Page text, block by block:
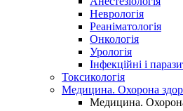
Неврологія
Реаніматологія
Онкологія
Урологія
Інфекційні і
Токсикологія
Медицина. Охорона
Медицина.